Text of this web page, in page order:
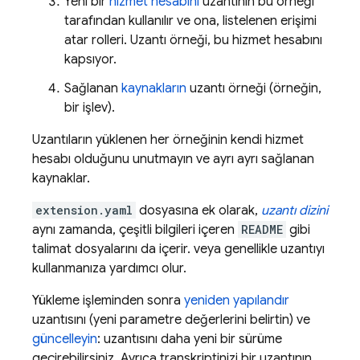
tarafından kullanılır ve ona, listelenen erişimi
atar rolleri. Uzantı örneği, bu hizmet hesabını
kapsıyor.
Sağlanan kaynakların uzantı örneği (örneğin,
bir işlev).
Uzantıların yüklenen her örneğinin kendi hizmet
hesabı olduğunu unutmayın ve ayrı ayrı sağlanan
kaynaklar.
extension.yaml dosyasına ek olarak, uzantı dizini
aynı zamanda, çeşitli bilgileri içeren README gibi
talimat dosyalarını da içerir. veya genellikle uzantıyı
kullanmanıza yardımcı olur.
Yükleme işleminden sonra yeniden yapılandır
uzantısını (yeni parametre değerlerini belirtin) ve
güncelleyin: uzantısını daha yeni bir sürüme